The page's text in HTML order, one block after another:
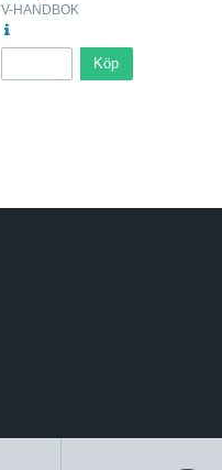
V-HANDBOK
Köp